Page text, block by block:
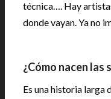
técnica…. Hay
donde vayan. Ya no
¿Cómo nacen las
Es una historia larga